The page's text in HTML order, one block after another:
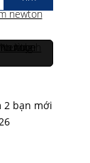
2 bạn mới